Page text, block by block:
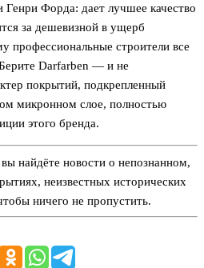
Генри Форда: дает лучшее качество
за дешевизной в ущерб
профессиональные строители все
Darfarben — и не
покрытий, подкрепленный
микронном слое, полностью
этого бренда.
вы найдёте новости о непознанном,
неизвестных исторических
ничего не пропустить.